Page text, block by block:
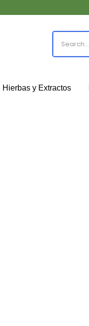
Hierbas y Extractos